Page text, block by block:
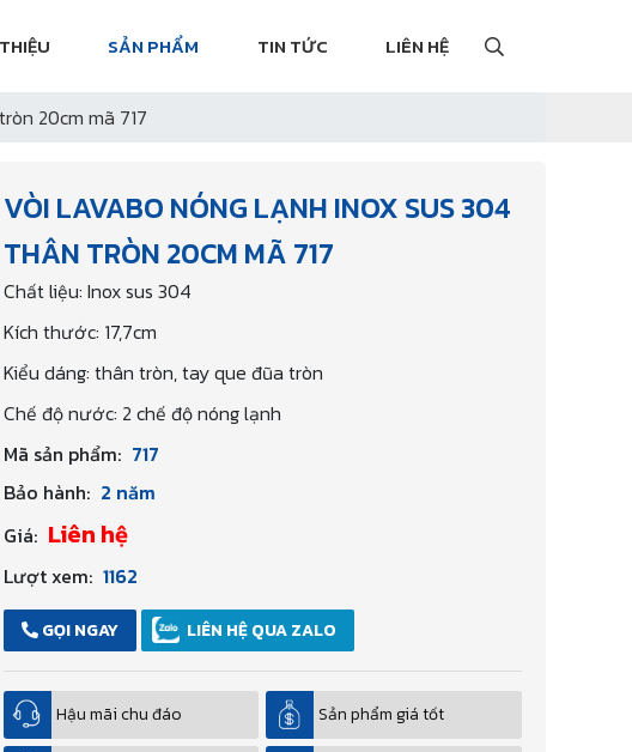
SẢN PHẨM TIN TỨC LIÊN HỆ
20cm mã 717
VÒI LAVABO NÓNG LẠNH INOX SUS 304
THÂN TRÒN 20CM MÃ 717
Chất liệu: Inox sus 304
Kích thước: 17,7cm
Kiểu dáng: thân tròn, tay que đũa tròn
Chế độ nước: 2 chế độ nóng lạnh
Mã sản phẩm: 717
Bảo hành: 2 năm
Giá: Liên hệ
Lượt xem: 1162
GỌI NGAY LIÊN HỆ QUA ZALO
Hậu mãi chu đáo Sản phẩm giá tốt